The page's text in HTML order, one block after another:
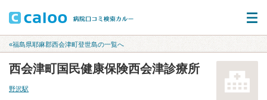
«福島県耶麻郡西会津町登世島の一覧へ
西会津町国民健康保険西会津診療所
野沢駅